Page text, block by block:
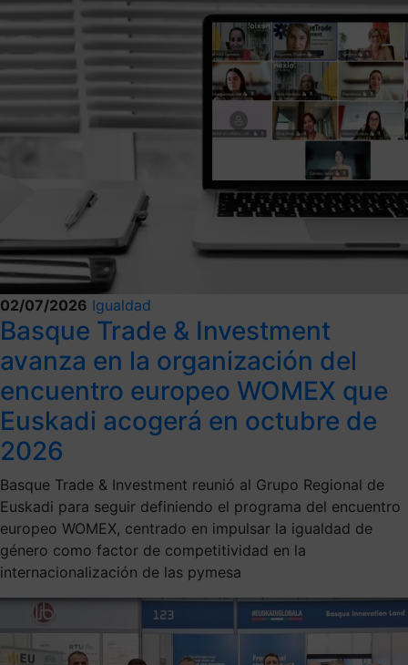
02/07/2026 Igualdad
Basque Trade & Investment
avanza en la organización del
encuentro europeo WOMEX que
Euskadi acogerá en octubre de
2026
Basque Trade & Investment reunió al Grupo Regional de
Euskadi para seguir definiendo el programa del encuentro
europeo WOMEX, centrado en impulsar la igualdad de
género como factor de competitividad en la
internacionalización de las pymesa